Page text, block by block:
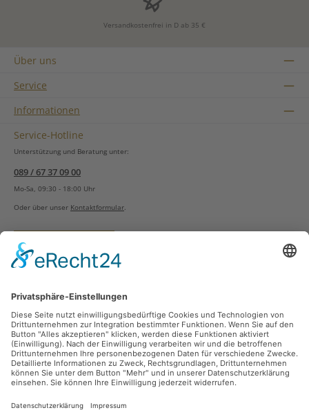
Versandkostenfrei in D ab 35 €
Über uns
Service
Informationen
Service-Hotline
Unterstützung und Beratung unter:
089 / 67 37 09 00
Mo-Sa, 09:30 - 18:00 Uhr
Oder über unser Kontaktformular.
Vertrag widerrufen
Zahlungsarten
Sicher Einkaufen
Ladengeschäft
Newsletter